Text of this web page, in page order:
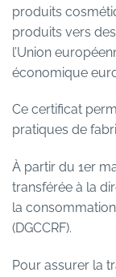
produits
produits vers
l’Union
économique
Ce certificat
pratiques de
À partir du 1er
transférée à la
la
(DGCCRF).
Pour assurer la